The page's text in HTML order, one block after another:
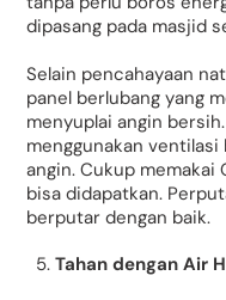
dipasang pada masjid
Selain pencahayaan
panel berlubang yang
menyuplai angin
menggunakan
angin. Cukup memakai
bisa didapatkan.
berputar dengan baik.
Tahan dengan Air